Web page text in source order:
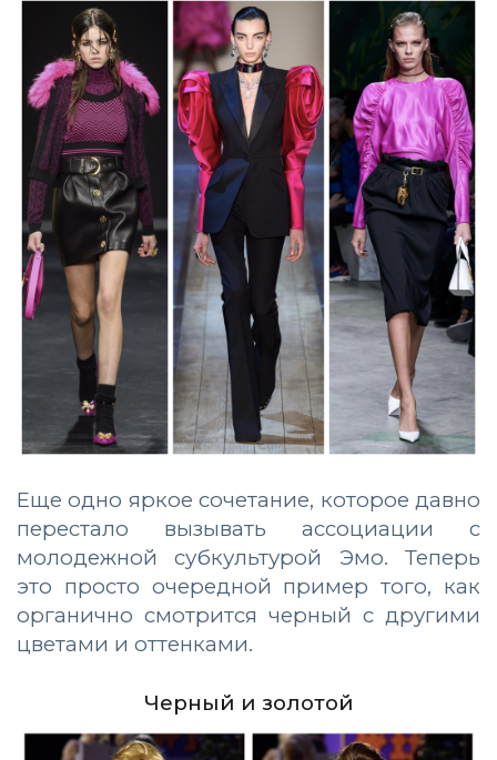
Еще одно яркое сочетание, которое давно
перестало вызывать ассоциации с
молодежной субкультурой Эмо. Теперь
это просто очередной пример того, как
органично смотрится черный с другими
цветами и оттенками.
Черный и золотой